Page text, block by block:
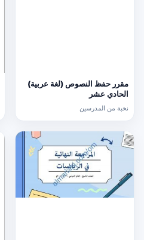
مقرر حفظ النصوص (لغة عربية)
الحادي عشر
نخبة من المدرسين